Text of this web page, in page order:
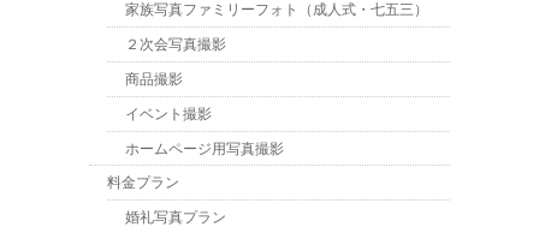
家族写真ファミリーフォト（成人式・七五三）
２次会写真撮影
商品撮影
イベント撮影
ホームページ用写真撮影
料金プラン
婚礼写真プラン